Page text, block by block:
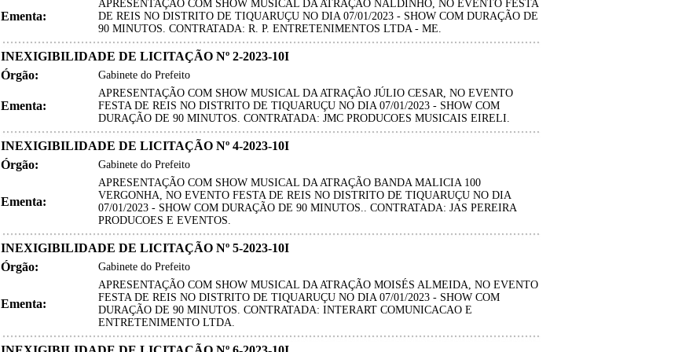
Ementa:
APRESENTAÇÃO COM SHOW MUSICAL DA ATRAÇÃO NALDINHO, NO EVENTO FESTA
DE REIS NO DISTRITO DE TIQUARUÇU NO DIA 07/01/2023 - SHOW COM DURAÇÃO DE
90 MINUTOS. CONTRATADA: R. P. ENTRETENIMENTOS LTDA - ME.
INEXIGIBILIDADE DE LICITAÇÃO Nº 2-2023-10I
Órgão:
Gabinete do Prefeito
Ementa:
APRESENTAÇÃO COM SHOW MUSICAL DA ATRAÇÃO JÚLIO CESAR, NO EVENTO
FESTA DE REIS NO DISTRITO DE TIQUARUÇU NO DIA 07/01/2023 - SHOW COM
DURAÇÃO DE 90 MINUTOS. CONTRATADA: JMC PRODUCOES MUSICAIS EIRELI.
INEXIGIBILIDADE DE LICITAÇÃO Nº 4-2023-10I
Órgão:
Gabinete do Prefeito
Ementa:
APRESENTAÇÃO COM SHOW MUSICAL DA ATRAÇÃO BANDA MALICIA 100
VERGONHA, NO EVENTO FESTA DE REIS NO DISTRITO DE TIQUARUÇU NO DIA
07/01/2023 - SHOW COM DURAÇÃO DE 90 MINUTOS.. CONTRATADA: JAS PEREIRA
PRODUCOES E EVENTOS.
INEXIGIBILIDADE DE LICITAÇÃO Nº 5-2023-10I
Órgão:
Gabinete do Prefeito
Ementa:
APRESENTAÇÃO COM SHOW MUSICAL DA ATRAÇÃO MOISÉS ALMEIDA, NO EVENTO
FESTA DE REIS NO DISTRITO DE TIQUARUÇU NO DIA 07/01/2023 - SHOW COM
DURAÇÃO DE 90 MINUTOS. CONTRATADA: INTERART COMUNICACAO E
ENTRETENIMENTO LTDA.